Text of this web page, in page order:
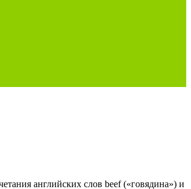
английских слов beef («говядина») и